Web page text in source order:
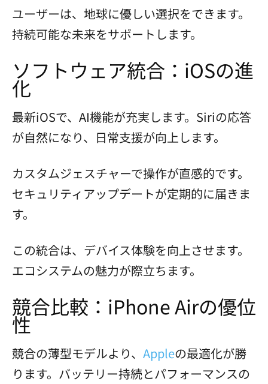
ユーザーは、地球に優しい選択をできます。
持続可能な未来をサポートします。
ソフトウェア統合：iOSの進
化
最新iOSで、AI機能が充実します。Siriの応答
が自然になり、日常支援が向上します。
カスタムジェスチャーで操作が直感的です。
セキュリティアップデートが定期的に届きま
す。
この統合は、デバイス体験を向上させます。
エコシステムの魅力が際立ちます。
競合比較：iPhone Airの優位
性
競合の薄型モデルより、 Appleの最適化が勝
ります。バッテリー持続とパフォーマンスの